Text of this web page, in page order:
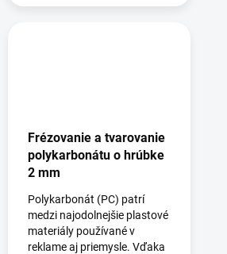
Frézovanie a tvarovanie
polykarbonátu o hrúbke
2 mm
Polykarbonát (PC) patrí
medzi najodolnejšie plastové
materiály používané v
reklame aj priemysle. Vďaka